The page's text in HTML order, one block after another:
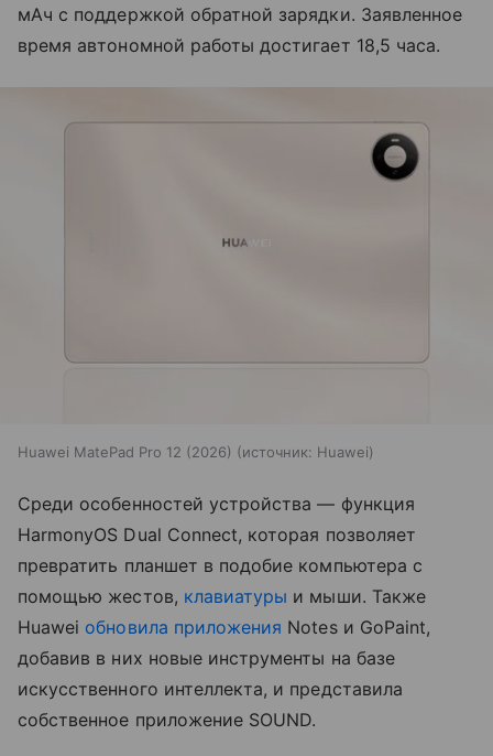
мАч с поддержкой обратной зарядки. Заявленное
время автономной работы достигает 18,5 часа.
Huawei MatePad Pro 12 (2026) источник: Huawei
Среди особенностей устройства — функция
HarmonyOS Dual Connect, которая позволяет
превратить планшет в подобие компьютера с
помощью жестов, клавиатуры и мыши. Также
Huawei обновила приложения Notes и GoPaint,
добавив в них новые инструменты на базе
искусственного интеллекта, и представила
собственное приложение SOUND.